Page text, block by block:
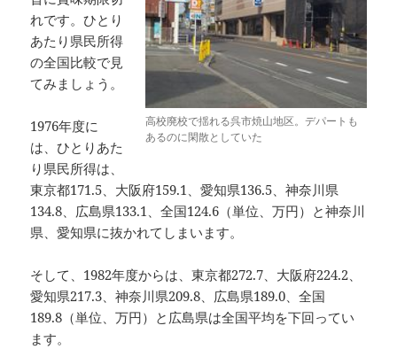
高校廃校で揺れる呉市焼山地区。デパートも
あるのに閑散としていた
れです。ひとり
あたり県民所得
の全国比較で見
てみましょう。
1976年度に
は、ひとりあた
り県民所得は、
東京都171.5、大阪府159.1、愛知県136.5、神奈川県
134.8、広島県133.1、全国124.6（単位、万円）と神奈川
県、愛知県に抜かれてしまいます。
そして、1982年度からは、東京都272.7、大阪府224.2、
愛知県217.3、神奈川県209.8、広島県189.0、全国
189.8（単位、万円）と広島県は全国平均を下回ってい
ます。